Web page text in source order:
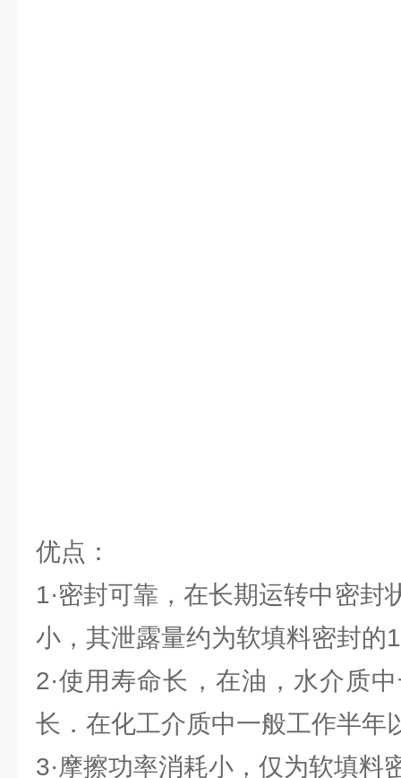
优点：
1·密封可靠，在长期运转中密封
小，其泄露量约为软填料密封的
2·使用寿命长，在油，水介质
长．在化工介质中一般工作半年
3·摩擦功率消耗小，仅为软填料